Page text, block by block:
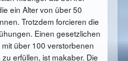
ein Alter von über 50
Trotzdem forcieren die
Einen gesetzlichen
über 100 verstorbenen
erfüllen, ist makaber. Die